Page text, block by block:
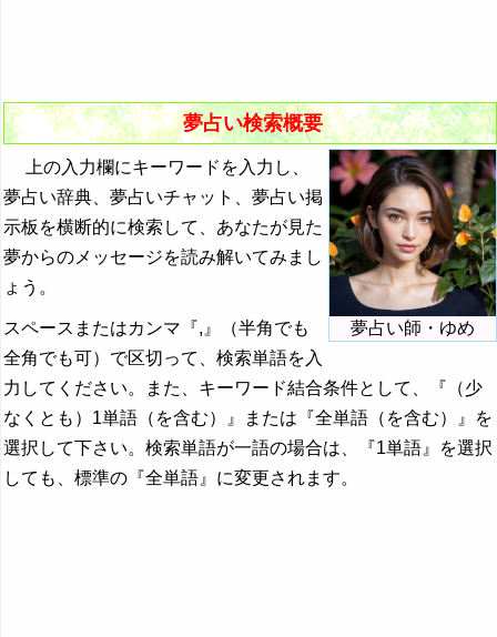
夢占い検索概要
夢占い師・ゆめ
上の入力欄にキーワードを入力し、
夢占い辞典、夢占いチャット、夢占い掲
示板を横断的に検索して、あなたが見た
夢からのメッセージを読み解いてみまし
ょう。
スペースまたはカンマ『,』（半角でも
全角でも可）で区切って、検索単語を入
力してください。また、キーワード結合条件として、『（少
なくとも）1単語（を含む）』または『全単語（を含む）』を
選択して下さい。検索単語が一語の場合は、『1単語』を選択
しても、標準の『全単語』に変更されます。